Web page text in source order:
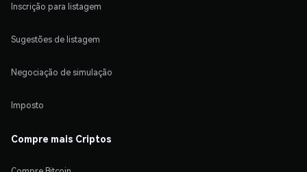
Inscrição para listagem
Sugestões de listagem
Negociação de simulação
Imposto
Compre mais Criptos